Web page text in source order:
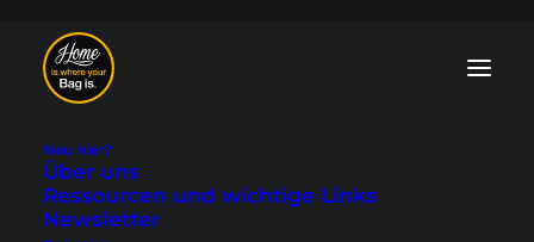
Neu hier?
Über uns
Ressourcen und wichtige Links
Newsletter